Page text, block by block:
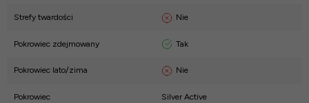
Strefy twardości Nie
Pokrowiec zdejmowany Tak
Pokrowiec lato/zima Nie
Pokrowiec Silver Active